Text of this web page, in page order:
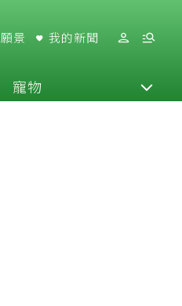
願景 我的新聞
寵物